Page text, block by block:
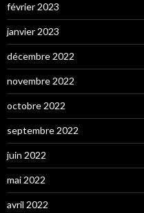
février 2023
janvier 2023
décembre 2022
novembre 2022
octobre 2022
septembre 2022
juin 2022
mai 2022
avril 2022